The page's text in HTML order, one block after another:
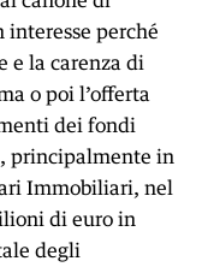
interesse perché
e la carenza di
o poi l’offerta
dei fondi
principalmente in
Immobiliari, nel
di euro in
degli